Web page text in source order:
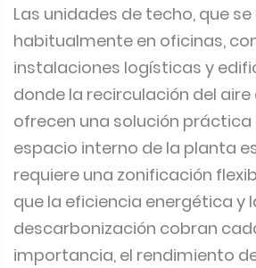
Las unidades de techo, que
habitualmente en oficinas,
instalaciones logísticas y
donde la recirculación del
ofrecen una solución práctica
espacio interno de la planta
requiere una zonificación
que la eficiencia energética y
descarbonización cobran
importancia, el rendimiento